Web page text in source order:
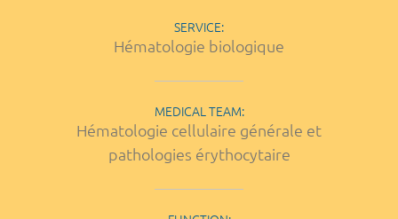
SERVICE:
Hématologie biologique
MEDICAL TEAM:
Hématologie cellulaire générale et
pathologies érythocytaire